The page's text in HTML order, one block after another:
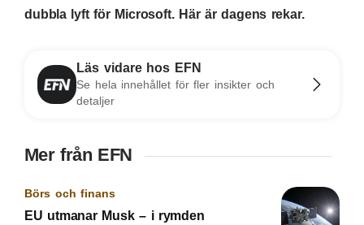
dubbla lyft för Microsoft. Här är dagens rekar.
Läs vidare hos EFN
Se hela innehållet för fler insikter och
detaljer
Mer från EFN
Börs och finans
EU utmanar Musk – i rymden